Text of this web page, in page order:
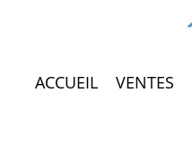
ACCUEIL VENTES